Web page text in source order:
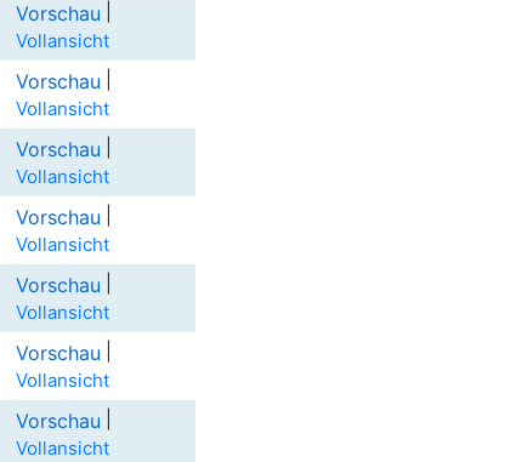
Vorschau
Vollansicht
Vorschau
Vollansicht
Vorschau
Vollansicht
Vorschau
Vollansicht
Vorschau
Vollansicht
Vorschau
Vollansicht
Vorschau
Vollansicht